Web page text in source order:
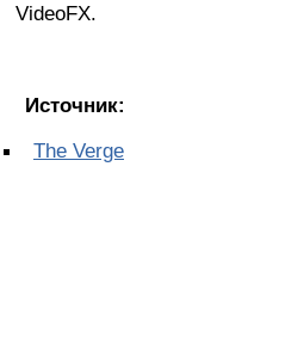
VideoFX.
Источник:
The Verge